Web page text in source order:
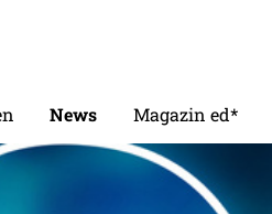
News Magazin ed*